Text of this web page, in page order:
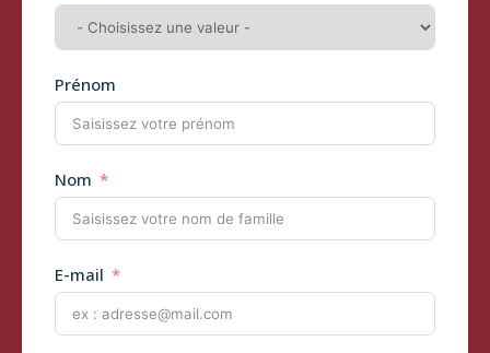
Prénom
Nom
E-mail